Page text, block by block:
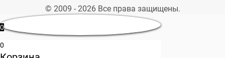
© 2009 - 2026 Все права защищены.
0
0